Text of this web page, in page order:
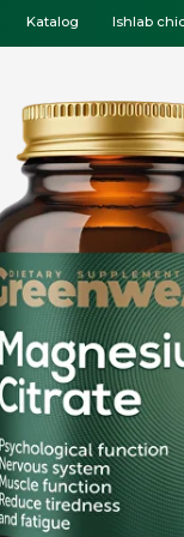
Ishlab chiqarish